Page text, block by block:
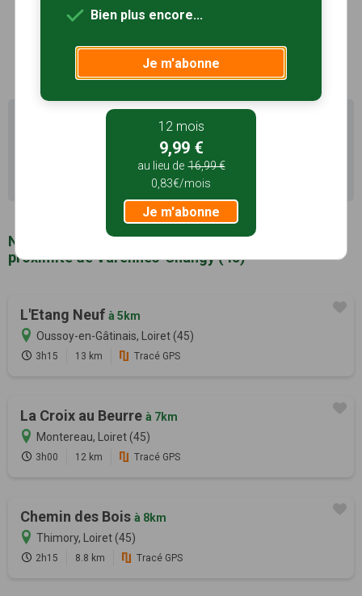
monde…
Photos
Voir le site
Il existe d'autres sentiers de randonnée à Varennes-
Changy (45) pour découvrir le terroir
Recherche avancée Varennes-Changy
Notre sélection de sentiers de randonnée à
proximité de Varennes-Changy (45)
L'Etang Neuf à 5km
Oussoy-en-Gâtinais, Loiret (45)
3h15 13 km Tracé GPS
La Croix au Beurre à 7km
Montereau, Loiret (45)
3h00 12 km Tracé GPS
Chemin des Bois à 8km
Thimory, Loiret (45)
2h15 8.8 km Tracé GPS
Bien plus encore...
Je m'abonne
12 mois
9,99 €
au lieu de 16,99 €
0,83€/mois
Je m'abonne